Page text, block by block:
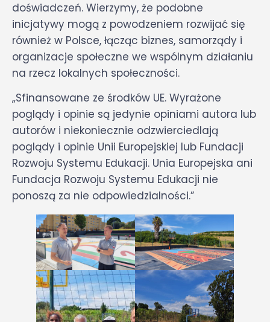
doświadczeń. Wierzymy, że podobne
inicjatywy mogą z powodzeniem rozwijać się
również w Polsce, łącząc biznes, samorządy i
organizacje społeczne we wspólnym działaniu
na rzecz lokalnych społeczności.
„Sfinansowane ze środków UE. Wyrażone
poglądy i opinie są jedynie opiniami autora lub
autorów i niekoniecznie odzwierciedlają
poglądy i opinie Unii Europejskiej lub Fundacji
Rozwoju Systemu Edukacji. Unia Europejska ani
Fundacja Rozwoju Systemu Edukacji nie
ponoszą za nie odpowiedzialności.”